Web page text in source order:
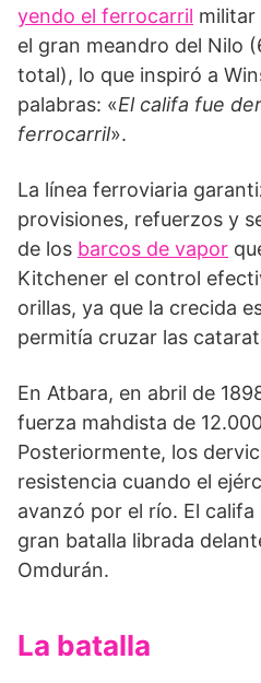
yendo el ferrocarril militar
el gran meandro del Nilo
total), lo que inspiró a
palabras: «El cali­fa fue
ferro­carril».
La línea ferroviaria
provisiones, refuerzos y
de los barcos de vapor
Kitchener el control
orillas, ya que la crecida
permitía cruzar las
En Atbara, en abril de
fuerza mahdista de
Posteriormen­te, los
resistencia cuan­do el
avanzó por el río. El
gran batalla librada
Omdurán.
La batalla